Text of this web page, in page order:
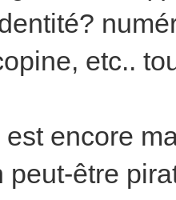
etc..
encore
peut-être